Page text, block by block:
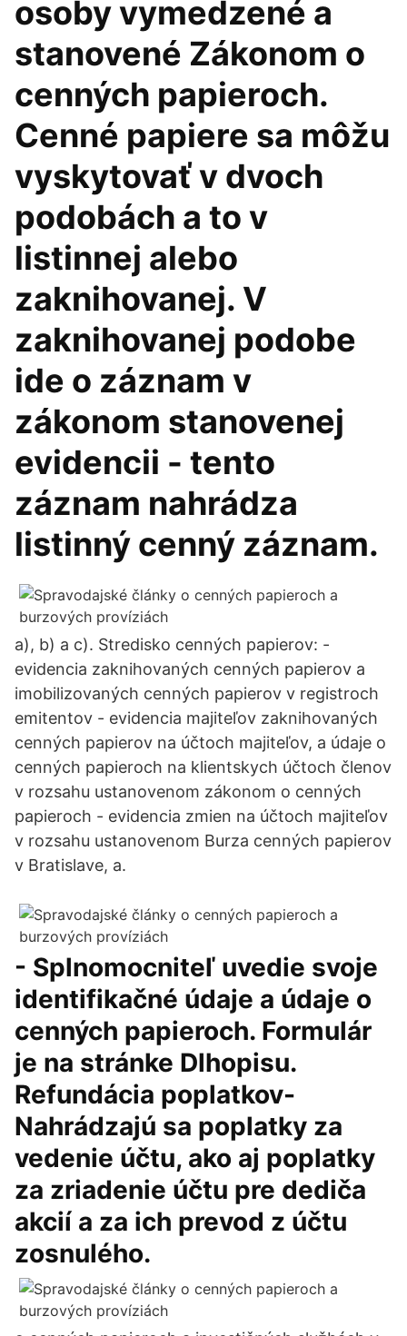
osoby vymedzené a
stanovené Zákonom o
cenných papieroch.
Cenné papiere sa môžu
vyskytovať v dvoch
podobách a to v
listinnej alebo
zaknihovanej. V
zaknihovanej podobe
ide o záznam v
zákonom stanovenej
evidencii - tento
záznam nahrádza
listinný cenný záznam.
a), b) a c). Stredisko cenných papierov: -
evidencia zaknihovaných cenných papierov a
imobilizovaných cenných papierov v registroch
emitentov - evidencia majiteľov zaknihovaných
cenných papierov na účtoch majiteľov, a údaje o
cenných papieroch na klientskych účtoch členov
v rozsahu ustanovenom zákonom o cenných
papieroch - evidencia zmien na účtoch majiteľov
v rozsahu ustanovenom Burza cenných papierov
v Bratislave, a.
- Splnomocniteľ uvedie svoje
identifikačné údaje a údaje o
cenných papieroch. Formulár
je na stránke Dlhopisu.
Refundácia poplatkov-
Nahrádzajú sa poplatky za
vedenie účtu, ako aj poplatky
za zriadenie účtu pre dediča
akcií a za ich prevod z účtu
zosnulého.